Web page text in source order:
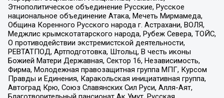
Этнополитическое объединение Русские, Русское
национальное объединение Атака, Мечеть Мирмамеда,
Община Коренного Русского народа г. Астрахани, ВОЛЯ,
Меджлис крымскотатарского народа, Рубеж Севера, ТОЙС,
О противодействии экстремистской деятельности,
РЕВТАТПОД, Артподготовка, Штольц, В честь иконы
Божией Матери Державная, Сектор 16, Независимость,
Фирма, Молодежная правозащитная группа МПГ, Курсом
Правды и Единения, Каракольская инициативная группа,
Автоград Крю, Союз Славянских Сил Руси, Алля-Аят,